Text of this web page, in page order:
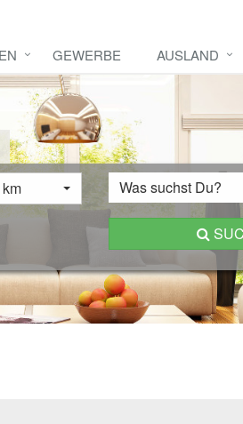
GEWERBE AUSLAND
Was suchst Du?